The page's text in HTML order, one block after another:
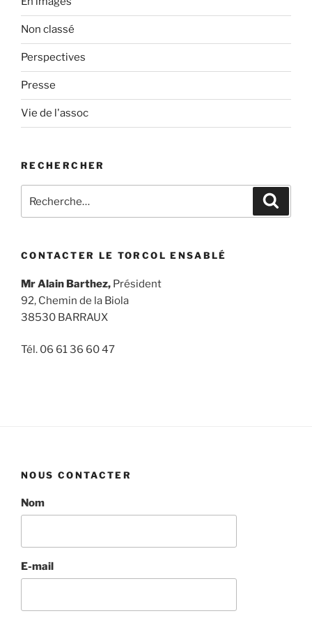
Non classé
Perspectives
Presse
Vie de l'assoc
RECHERCHER
pour
CONTACTER LE TORCOL ENSABLÉ
Mr Alain Barthez, Président
92, Chemin de la Biola
38530 BARRAUX
Tél. 06 61 36 60 47
NOUS CONTACTER
Nom
E-mail